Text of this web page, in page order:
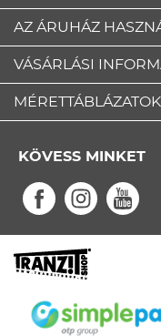
AZ ÁRUHÁZ
VÁSÁRLÁSI
MÉRETTÁBLÁZATOK
KÖVESS MINKET